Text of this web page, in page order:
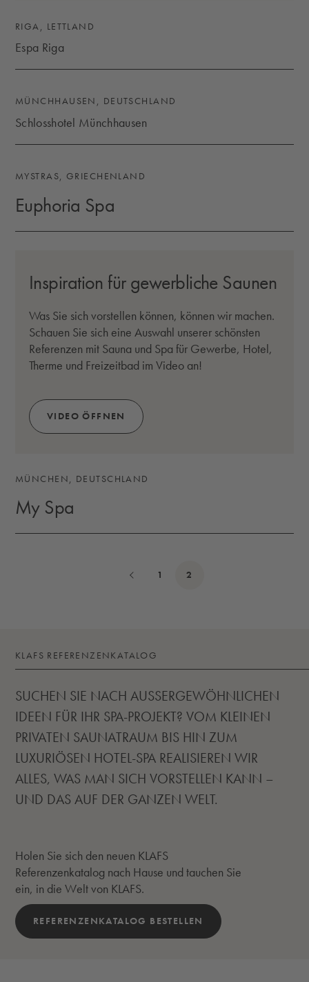
RIGA, LETTLAND
Espa Riga
MÜNCHHAUSEN, DEUTSCHLAND
Schlosshotel Münchhausen
MYSTRAS, GRIECHENLAND
Euphoria Spa
Inspiration für gewerbliche Saunen
Was Sie sich vorstellen können, können wir machen.
Schauen Sie sich eine Auswahl unserer schönsten
Referenzen mit Sauna und Spa für Gewerbe, Hotel,
Therme und Freizeitbad im Video an!
VIDEO ÖFFNEN
(ÖFFNET SICH IN EINEM MODALEN FENSTER)
MÜNCHEN, DEUTSCHLAND
My Spa
1 2
KLAFS REFERENZENKATALOG
SUCHEN SIE NACH AUSSERGEWÖHNLICHEN
IDEEN FÜR IHR SPA-PROJEKT? VOM KLEINEN
PRIVATEN SAUNATRAUM BIS HIN ZUM
LUXURIÖSEN HOTEL-SPA REALISIEREN WIR
ALLES, WAS MAN SICH VORSTELLEN KANN –
UND DAS AUF DER GANZEN WELT.
Holen Sie sich den neuen KLAFS
Referenzenkatalog nach Hause und tauchen Sie
ein, in die Welt von KLAFS.
REFERENZENKATALOG BESTELLEN